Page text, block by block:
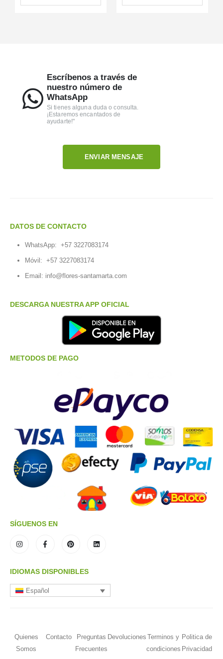
Escríbenos a través de
nuestro número de
WhatsApp
Si tienes alguna duda o consulta.
¡Estaremos encantados de
ayudarte!"
ENVIAR MENSAJE
DATOS DE CONTACTO
WhatsApp: +57 3227083174
Móvil: +57 3227083174
Email: info@flores-santamarta.com
DESCARGA NUESTRA APP OFICIAL
METODOS DE PAGO
SÍGUENOS EN
IDIOMAS DISPONIBLES
Español
Quienes
Somos
Contacto
Preguntas
Frecuentes
Devoluciones Terminos y
condiciones
Politica de
Privacidad